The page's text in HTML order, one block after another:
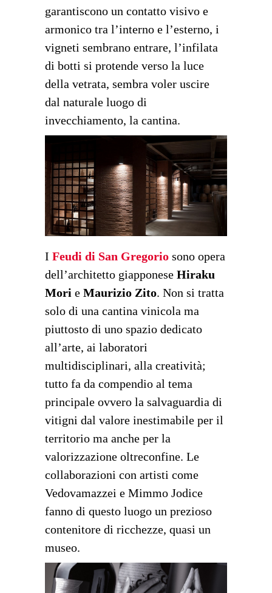
garantiscono un contatto visivo e
armonico tra l’interno e l’esterno, i
vigneti sembrano entrare, l’infilata
di botti si protende verso la luce
della vetrata, sembra voler uscire
dal naturale luogo di
invecchiamento, la cantina.
I Feudi di San Gregorio sono opera
dell’architetto giapponese Hiraku
Mori e Maurizio Zito. Non si tratta
solo di una cantina vinicola ma
piuttosto di uno spazio dedicato
all’arte, ai laboratori
multidisciplinari, alla creatività;
tutto fa da compendio al tema
principale ovvero la salvaguardia di
vitigni dal valore inestimabile per il
territorio ma anche per la
valorizzazione oltreconfine. Le
collaborazioni con artisti come
Vedovamazzei e Mimmo Jodice
fanno di questo luogo un prezioso
contenitore di ricchezze, quasi un
museo.